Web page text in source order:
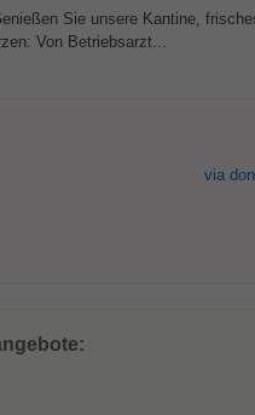
Sie unsere Kantine,
Von Betriebsarzt...
via